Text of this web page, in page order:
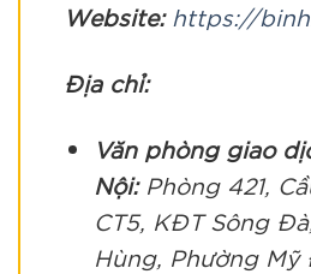
Website: https://
Địa chỉ:
Văn phòng giao
Nội:Phòng 421,
CT5, KĐT Sông
Hùng, Phường Mỹ